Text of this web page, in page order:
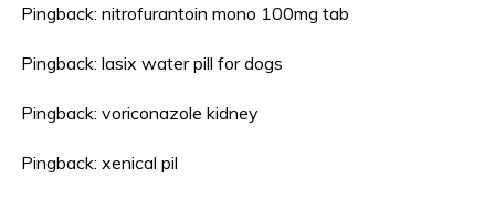
Pingback:nitrofurantoin mono 100mg tab
Pingback:lasix water pill for dogs
Pingback:voriconazole kidney
Pingback:xenical pil